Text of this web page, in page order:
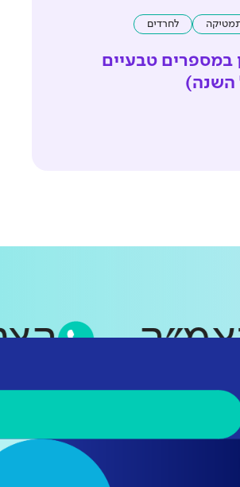
לחרדים
במספרים טבעיים
השנה)
ראמ״ה